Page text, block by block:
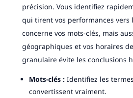
précision. Vous identifiez
qui tirent vos performances vers
concerne vos mots-clés, mais
géographiques et vos horaires
granulaire évite les conclusions
Mots-clés :Identifiez les
convertissent vraiment.